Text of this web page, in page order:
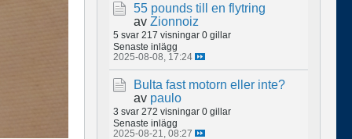
55 pounds till en flytring
av Zionnoiz
5 svar 217 visningar 0 gillar
Senaste inlägg
2025-08-08, 17:24
Bulta fast motorn eller inte?
av paulo
3 svar 272 visningar 0 gillar
Senaste inlägg
2025-08-21, 08:27